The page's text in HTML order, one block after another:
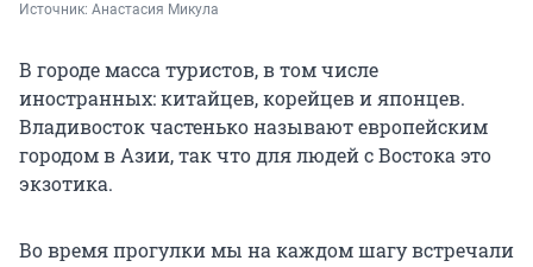
Источник: Анастасия Микула
В городе масса туристов, в том числе
иностранных: китайцев, корейцев и японцев.
Владивосток частенько называют европейским
городом в Азии, так что для людей с Востока это
экзотика.
Во время прогулки мы на каждом шагу встречали